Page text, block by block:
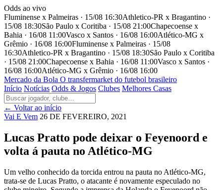
Odds ao vivo
Fluminense x Palmeiras · 15/08 16:30Athletico-PR x Bragantino ·
15/08 18:30São Paulo x Coritiba · 15/08 21:00Chapecoense x
Bahia · 16/08 11:00Vasco x Santos · 16/08 16:00Atlético-MG x
Grêmio · 16/08 16:00Fluminense x Palmeiras · 15/08
16:30Athletico-PR x Bragantino · 15/08 18:30São Paulo x Coritiba
· 15/08 21:00Chapecoense x Bahia · 16/08 11:00Vasco x Santos ·
16/08 16:00Atlético-MG x Grêmio · 16/08 16:00
Mercado da Bola O transfermarket do futebol brasileiro
Início Notícias Odds & Jogos Clubes Melhores Casas
← Voltar ao início
Vai E Vem 26 DE FEVEREIRO, 2021
Lucas Pratto pode deixar o Feyenoord e
volta á pauta no Atlético-MG
Um velho conhecido da torcida entrou na pauta no Atlético-MG,
trata-se de Lucas Pratto, o atacante é novamente especulado no